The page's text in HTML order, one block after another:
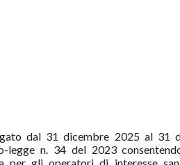
dal 31 dicembre 2025 al 31
n. 34 del 2023